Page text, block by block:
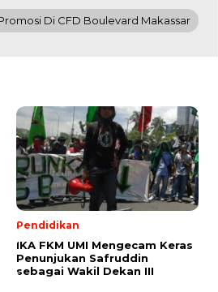
Di CFD Boulevard Makassar
Pendidikan
IKA FKM UMI Mengecam Keras
Penunjukan Safruddin
sebagai Wakil Dekan III